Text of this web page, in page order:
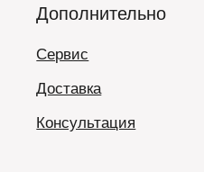
Дополнительно
Сервис
Доставка
Консультация